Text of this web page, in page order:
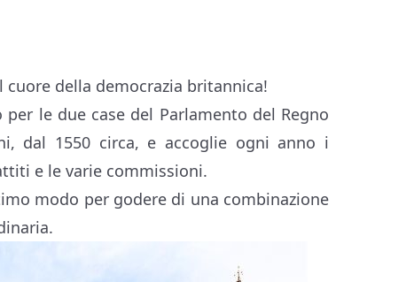
cuore della democrazia britannica!
le due case del Parlamento del Regno
dal 1550 circa, e accoglie ogni anno i
e le varie commissioni.
modo per godere di una combinazione